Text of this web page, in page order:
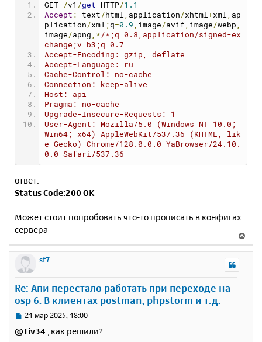
GET /v1 /get HTTP/1.1
Accept : text / html , application /xhtml+xml , ap
plication /xml ; q=0.9 , image /avif, image /webp ,
image /apng ,* /*;q=0.8,application/signed-ex
change;v=b3;q=0.7
Accept-Encoding: gzip, deflate
Accept-Language: ru
Cache-Control: no-cache
Connection: keep-alive
Host: api
Pragma: no-cache
Upgrade-Insecure-Requests: 1
User-Agent: Mozilla/5.0 (Windows NT 10.0;
Win64; x64) AppleWebKit/537.36 (KHTML, lik
e Gecko) Chrome/128.0.0.0 YaBrowser/24.10.
0.0 Safari/537.36
ответ:
Status Code:200 OK
Может стоит попробовать что-то прописать в конфигах
сервера
е
sf7
Re: Апи перестало работать при переходе на
osp 6. В клиентах postman, phpstorm и т.д.
С
о
21 мар 2025, 18:00
@Tiv34 , как решили?